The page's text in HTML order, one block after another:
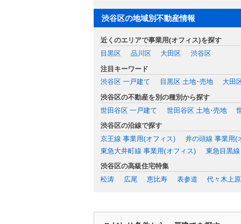
渋谷区の地域別不動産情報
近くのエリアで事業用(オフィス)を探す
目黒区
品川区 大田区
渋谷区
注目キーワード
渋谷区 一戸建て
目黒区 土地･売地
大田
渋谷区の不動産を別の種別から探す
世田谷区 一戸建て
世田谷区 土地･売地
渋谷区の沿線で探す
京王線 事業用(オフィス)
井の頭線 事業用(
東急大井町線 事業用(オフィス)
東急目黒
渋谷区の高級住宅特集
松涛
広尾 恵比寿 表参道 代々木上原